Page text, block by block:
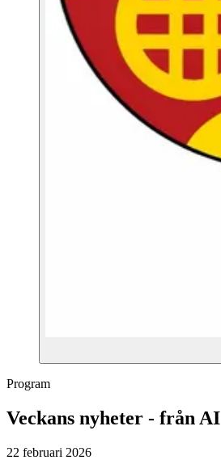
Program
Veckans nyheter - från AI
22 februari 2026